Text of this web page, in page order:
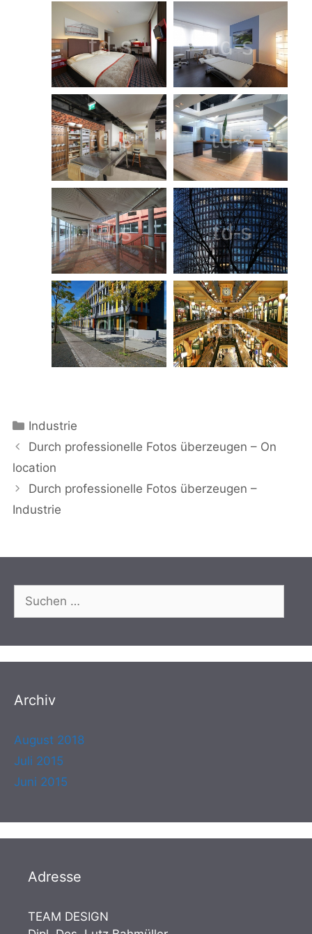
Kategorien
Industrie
Durch professionelle Fotos überzeugen – On
location
Durch professionelle Fotos überzeugen –
Industrie
Suchen
nach:
Archiv
August 2018
Juli 2015
Juni 2015
Adresse
TEAM DESIGN